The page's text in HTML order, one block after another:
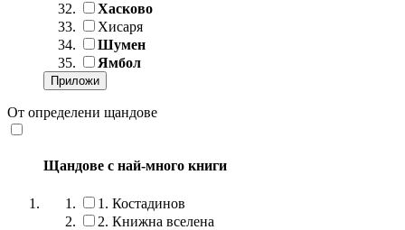
Хасково
Хисаря
Шумен
Ямбол
От определени щандове
Щандове с най-много книги
1. Костадинов
2. Книжна вселена